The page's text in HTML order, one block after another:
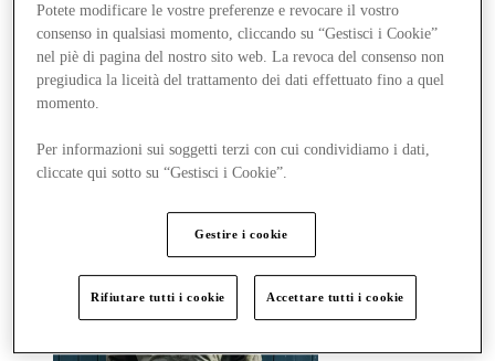
Pianifica la tua visita
Cosa c'è in programma
Mangia e Bevi
Gift Card
Servizi
Altro
Potete modificare le vostre preferenze e revocare il vostro
consenso in qualsiasi momento, cliccando su “Gestisci i Cookie”
nel piè di pagina del nostro sito web. La revoca del consenso non
pregiudica la liceità del trattamento dei dati effettuato fino a quel
momento.
Per informazioni sui soggetti terzi con cui condividiamo i dati,
cliccate qui sotto su “Gestisci i Cookie”.
Gestire i cookie
Rifiutare tutti i cookie Accettare tutti i cookie